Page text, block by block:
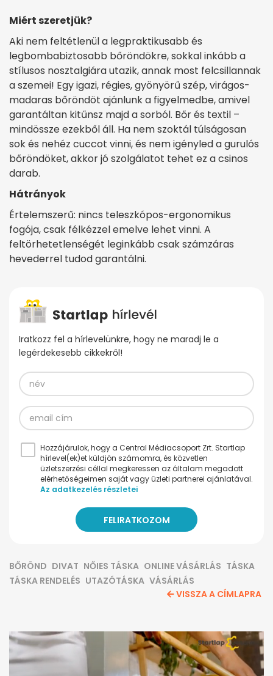
Miért szeretjük?
Aki nem feltétlenül a legpraktikusabb és
legbombabiztosabb bőröndökre, sokkal inkább a
stílusos nosztalgiára utazik, annak most felcsillannak
a szemei! Egy igazi, régies, gyönyörű szép, virágos-
madaras bőröndöt ajánlunk a figyelmedbe, amivel
garantáltan kitűnsz majd a sorból. Bőr és textil –
mindössze ezekből áll. Ha nem szoktál túlságosan
sok és nehéz cuccot vinni, és nem igényled a gurulós
bőröndöket, akkor jó szolgálatot tehet ez a csinos
darab.
Hátrányok
Értelemszerű: nincs teleszkópos-ergonomikus
fogója, csak félkézzel emelve lehet vinni. A
feltörhetetlenségét leginkább csak számzáras
hevederrel tudod garantálni.
Iratkozz fel a hírlevelünkre, hogy ne maradj le a
legérdekesebb cikkekről!
Hozzájárulok, hogy a Central Médiacsoport Zrt. Startlap
hírlevel(ek)et küldjön számomra, és közvetlen
üzletszerzési céllal megkeressen az általam megadott
elérhetőségeimen saját vagy üzleti partnerei ajánlatával.
Az adatkezelés részletei
BŐRÖND DIVAT NŐIES TÁSKA ONLINE VÁSÁRLÁS TÁSKA
TÁSKA RENDELÉS UTAZÓTÁSKA VÁSÁRLÁS
VISSZA A CÍMLAPRA